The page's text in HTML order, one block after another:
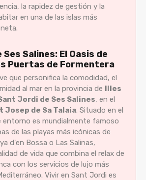
la rapidez de gestión y la
en una de las islas más
Salines: El Oasis de
Puertas de Formentera
que personifica la comodidad, el
al mar en la provincia de Illes
Jordi de Ses Salines, en el
Josep de Sa Talaia. Situado en el
entorno es mundialmente famoso
de las playas más icónicas de
d'en Bossa o Las Salinas,
de vida que combina el relax de
con los servicios de lujo más
Vivir en Sant Jordi es